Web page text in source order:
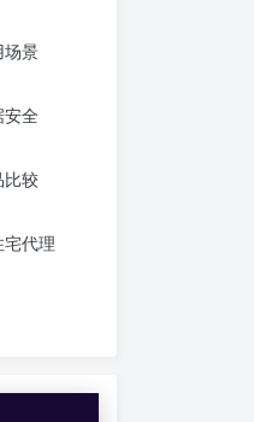
场景
安全
比较
代理